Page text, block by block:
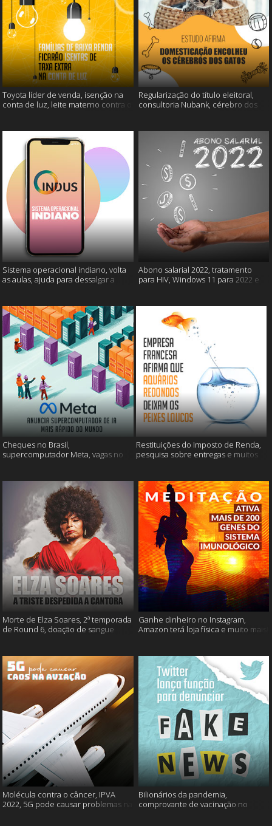
Toyota líder de venda, isenção na
conta de luz, leite materno contra o
Regularização do título eleitoral,
consultoria Nubank, cérebro dos
Sistema operacional indiano, volta
as aulas, ajuda para dessalgar a
Abono salarial 2022, tratamento
para HIV, Windows 11 para 2022 e
Cheques no Brasil,
supercomputador Meta, vagas no
Restituições do Imposto de Renda,
pesquisa sobre entregas e muitos
Morte de Elza Soares, 2ª temporada
de Round 6, doação de sangue
Ganhe dinheiro no Instagram,
Amazon terá loja física e muito mais!
Molécula contra o câncer, IPVA
2022, 5G pode causar problemas na
Bilionários da pandemia,
comprovante de vacinação no